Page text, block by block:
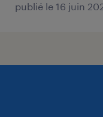
publié le 16 juin